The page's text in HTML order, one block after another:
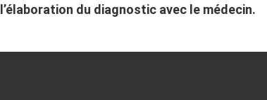
l’élaboration du diagnostic avec le médecin.